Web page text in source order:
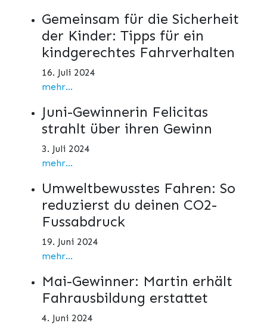
Gemeinsam für die Sicherheit
der Kinder: Tipps für ein
kindgerechtes Fahrverhalten
16. Juli 2024
mehr...
Juni-Gewinnerin Felicitas
strahlt über ihren Gewinn
3. Juli 2024
mehr...
Umweltbewusstes Fahren: So
reduzierst du deinen CO2-
Fussabdruck
19. Juni 2024
mehr...
Mai-Gewinner: Martin erhält
Fahrausbildung erstattet
4. Juni 2024